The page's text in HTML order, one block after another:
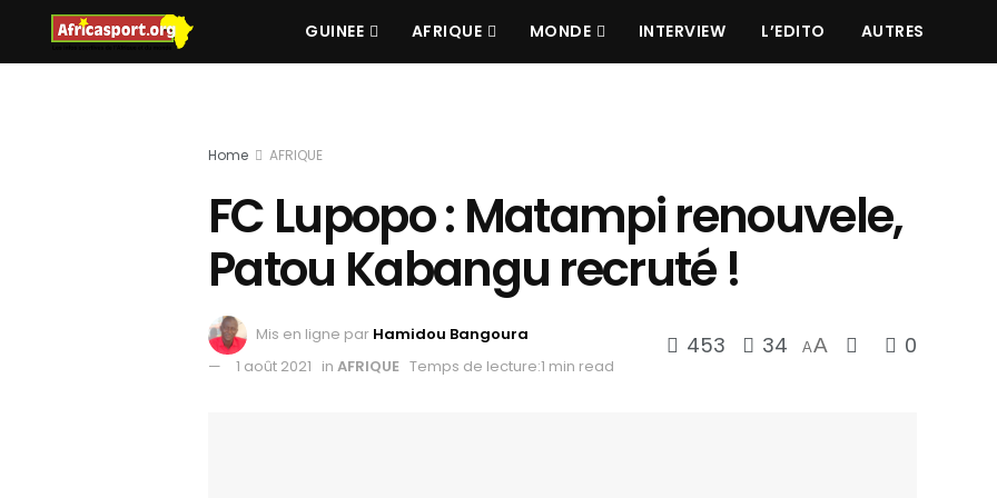
GUINEE AFRIQUE MONDE INTERVIEW L’EDITO AUTRES
Home AFRIQUE
FC Lupopo : Matampi renouvele,
Patou Kabangu recruté !
Mis en ligne par Hamidou Bangoura
1 août 2021 in AFRIQUE Temps de lecture:1 min read
453 34 AA 0